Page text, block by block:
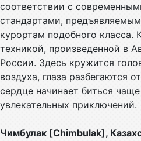
соответствии с
стандартами,
курортам подобного класса.
техникой, произведенной в
России. Здесь кружится
воздуха, глаза разбегаются
сердце начинает биться
увлекательных приключений.
Чимбулак [Chimbulak],